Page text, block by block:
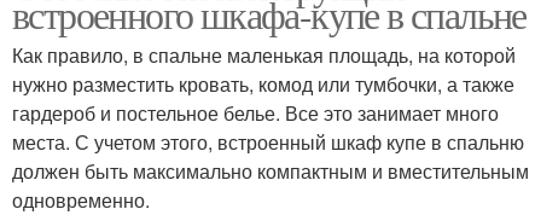
встроенного шкафа-купе в спальне
Как правило, в спальне маленькая площадь, на которой
нужно разместить кровать, комод или тумбочки, а также
гардероб и постельное белье. Все это занимает много
места. С учетом этого, встроенный шкаф купе в спальню
должен быть максимально компактным и вместительным
одновременно.